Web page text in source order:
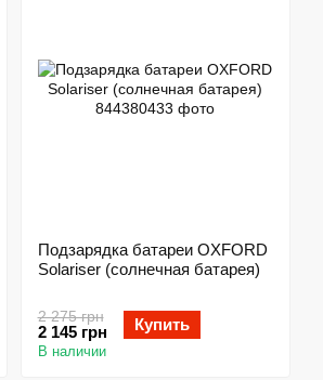
Подзарядка батареи OXFORD
Solariser (солнечная батарея)
2 275 грн
2 145 грн Купить
В наличии